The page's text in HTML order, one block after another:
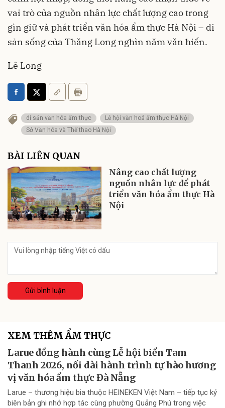
vai trò của nguồn nhân lực chất lượng cao trong
gìn giữ và phát triển văn hóa ẩm thực Hà Nội – di
sản sống của Thăng Long nghìn năm văn hiến.
Lê Long
di sản văn hóa ẩm thực
Lễ hội văn hoá ẩm thực Hà Nội
Sở Văn hóa và Thể thao Hà Nội
BÀI LIÊN QUAN
Nâng cao chất lượng
nguồn nhân lực để phát
triển văn hóa ẩm thực Hà
Nội
Gửi bình luận
XEM THÊM ẨM THỰC
Larue đồng hành cùng Lễ hội biển Tam
Thanh 2026, nối dài hành trình tự hào hương
vị văn hóa ẩm thực Đà Nẵng
Larue – thương hiệu bia thuộc HEINEKEN Việt Nam – tiếp tục ký
biên bản ghi nhớ hợp tác cùng phường Quảng Phú trong việc